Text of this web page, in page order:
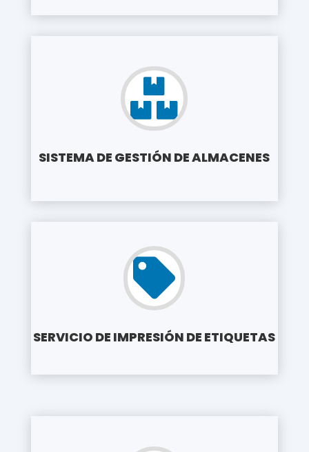

SISTEMA DE GESTIÓN DE ALMACENES

SERVICIO DE IMPRESIÓN DE ETIQUETAS